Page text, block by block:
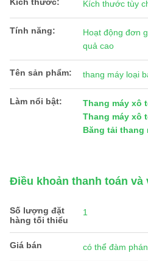
Kích thước tùy
Tính năng:
Hoạt động đơn
quả cao
Tên sản phẩm: thang máy loại
Làm nổi bật: Thang máy xô
Thang máy xô
Băng tải thang
Điều khoản thanh toán và
Số lượng đặt
hàng tối thiểu
1
Giá bán có thể đàm phán